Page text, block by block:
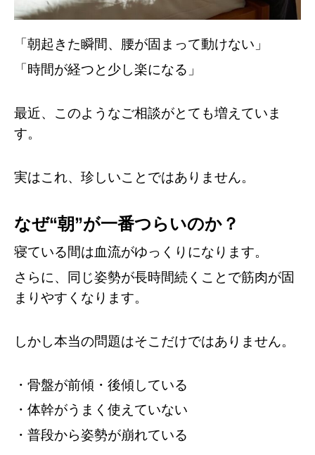
「朝起きた瞬間、腰が固まって動けない」
「時間が経つと少し楽になる」
最近、このようなご相談がとても増えていま
す。
実はこれ、珍しいことではありません。
なぜ“朝”が一番つらいのか？
寝ている間は血流がゆっくりになります。
さらに、同じ姿勢が長時間続くことで筋肉が固
まりやすくなります。
しかし本当の問題はそこだけではありません。
・骨盤が前傾・後傾している
・体幹がうまく使えていない
・普段から姿勢が崩れている